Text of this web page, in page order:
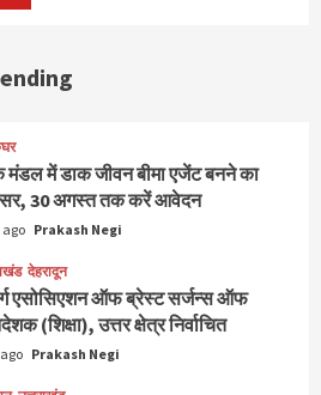
Youtube
मंडल में डाक जीवन बीमा एजेंट बनने का
30 अगस्त तक करें आवेदन
ago Prakash Negi
देहरादून
एसोसिएशन ऑफ ब्रेस्ट सर्जन्स ऑफ
(शिक्षा), उत्तर क्षेत्र निर्वाचित
Prakash Negi